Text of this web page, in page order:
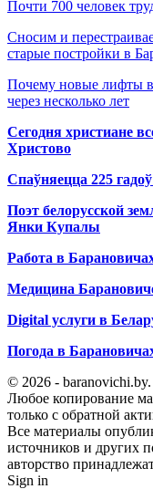
Почти 700 человек
Сносим и
старые постройки в
Почему новые лифты в
через несколько лет
Сегодня христиане
Христово
Спаўняецца 225
Поэт белорусской
Янки Купалы
Работа в
Медицина
Digital услуги в
Погода в
© 2026 -
Любое копирование
только с обратной
Все материалы
источников и других
авторство
Sign in